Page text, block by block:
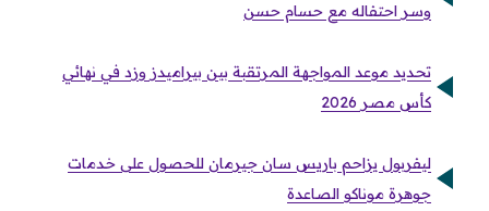
وسر احتفاله مع حسام حسن
تحديد موعد المواجهة المرتقبة بين بيراميدز وزد في نهائي
كأس مصر 2026
ليفربول يزاحم باريس سان جيرمان للحصول على خدمات
جوهرة موناكو الصاعدة